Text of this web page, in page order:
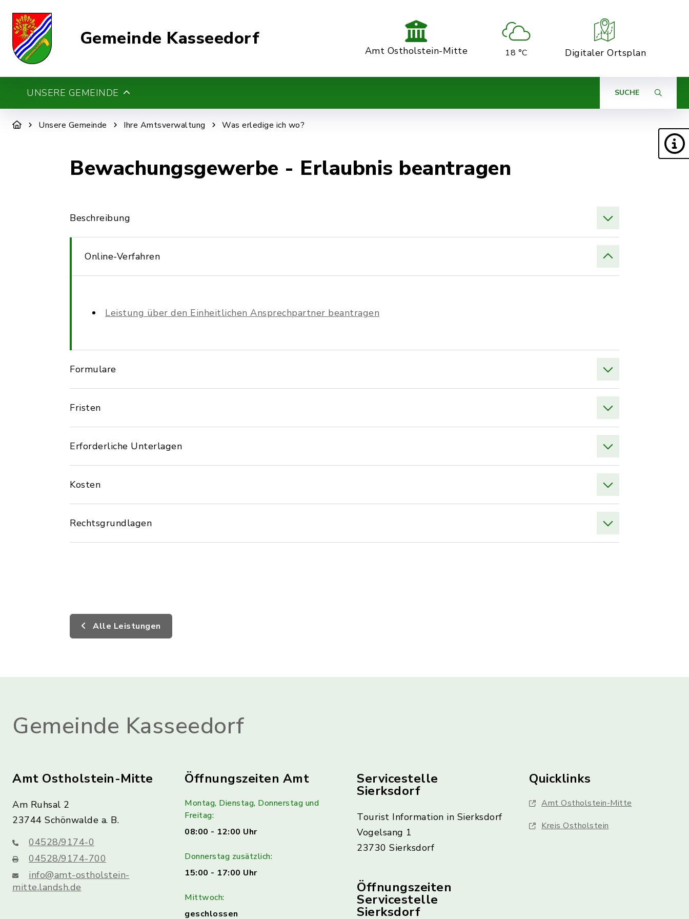
Gemeinde Kasseedorf
Amt Ostholstein-Mitte 18 °C Digitaler Ortsplan
UNSERE GEMEINDE SUCHE
Unsere Gemeinde Ihre Amtsverwaltung Was erledige ich wo?
Bewachungsgewerbe - Erlaubnis beantragen
Beschreibung
Online-Verfahren
Leistung über den Einheitlichen Ansprechpartner beantragen
Formulare
Fristen
Erforderliche Unterlagen
Kosten
Rechtsgrundlagen
Alle Leistungen
Gemeinde Kasseedorf
Amt Ostholstein-Mitte
Am Ruhsal 2
23744 Schönwalde a. B.
04528/9174-0
04528/9174-700
info@amt-ostholstein-
mitte.landsh.de
Öffnungszeiten Amt
Montag, Dienstag, Donnerstag und
Freitag:
08:00 - 12:00 Uhr
Donnerstag zusätzlich:
15:00 - 17:00 Uhr
Mittwoch:
geschlossen
Servicestelle
Sierksdorf
Tourist Information in Sierksdorf
Vogelsang 1
23730 Sierksdorf
Öffnungszeiten
Servicestelle
Sierksdorf
Quicklinks
Amt Ostholstein-Mitte
Kreis Ostholstein